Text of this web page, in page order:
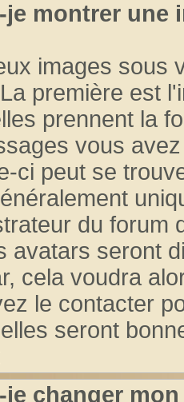
montrer une
images sous
première est
prennent la
vous
ci peut se
du forum
avatars seront
cela voudra
le contacter
seront
changer